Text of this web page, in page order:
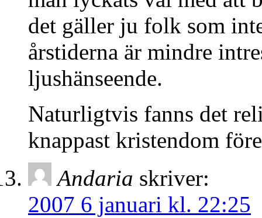
det gäller ju folk som
årstiderna är mindre
ljushänseende.
Naturligtvis fanns det
knappast kristendom
Andaria skriver:
2007 6 januari kl. 22:25